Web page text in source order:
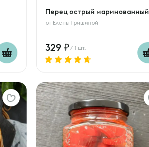
Перец острый маринованный
от Елены Гришиной
329 / 1 шт.